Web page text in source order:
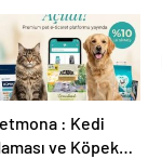
: Kedi
ve Köpek